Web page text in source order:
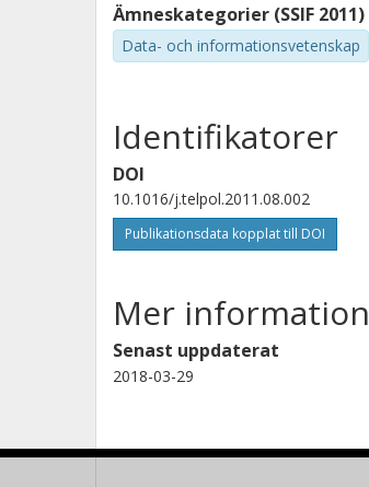
Ämneskategorier (SSIF 2011)
Data- och informationsvetenskap
Identifikatorer
DOI
10.1016/j.telpol.2011.08.002
Publikationsdata kopplat till DOI
Mer information
Senast uppdaterat
2018-03-29